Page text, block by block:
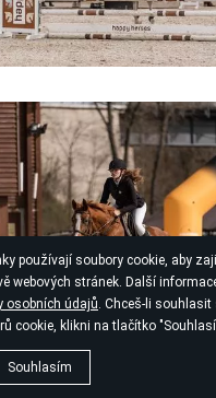
používají soubory cookie, aby
webových stránek. Další
osobních údajů. Chceš-li
cookie, klikni na tlačítko
Souhlasím